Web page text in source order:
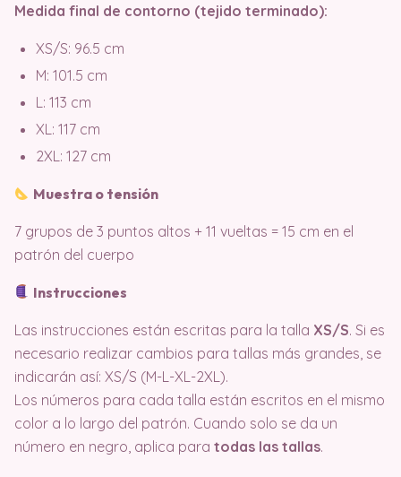
Medida final de contorno (tejido terminado):
XS/S: 96.5 cm
M: 101.5 cm
L: 113 cm
XL: 117 cm
2XL: 127 cm
Muestra o tensión
7 grupos de 3 puntos altos + 11 vueltas = 15 cm en el
patrón del cuerpo
Instrucciones
Las instrucciones están escritas para la talla XS/S. Si es
necesario realizar cambios para tallas más grandes, se
indicarán así: XS/S (M-L-XL-2XL).
Los números para cada talla están escritos en el mismo
color a lo largo del patrón. Cuando solo se da un
número en negro, aplica para todas las tallas.